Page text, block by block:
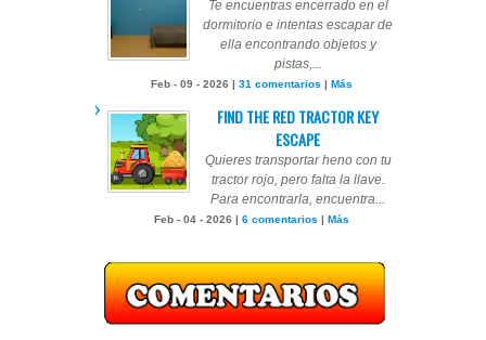
Te encuentras encerrado en el
dormitorio e intentas escapar de
ella encontrando objetos y
pistas,...
Feb - 09 - 2026 | 31 comentarios Más
FIND THE RED TRACTOR KEY
ESCAPE
Quieres transportar heno con tu
tractor rojo, pero falta la llave.
Para encontrarla, encuentra...
Feb - 04 - 2026 | 6 comentarios Más